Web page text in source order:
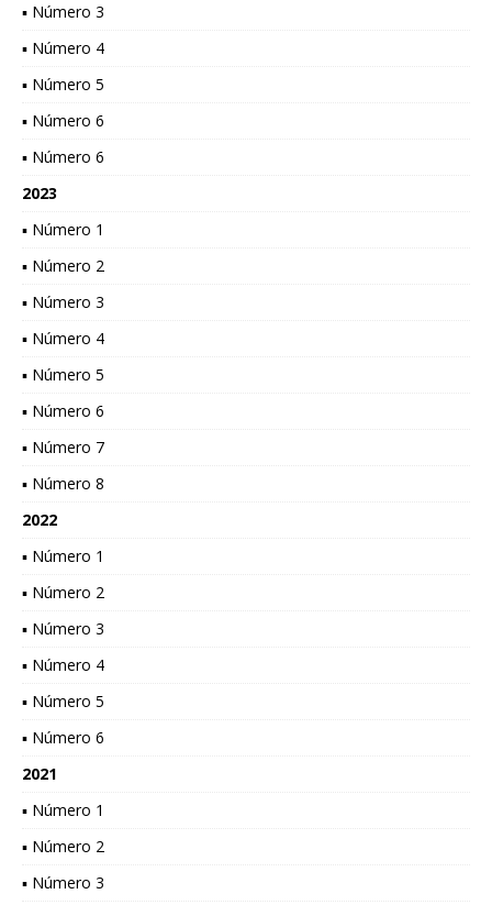
▪ Número 3
▪ Número 4
▪ Número 5
▪ Número 6
▪ Número 6
2023
▪ Número 1
▪ Número 2
▪ Número 3
▪ Número 4
▪ Número 5
▪ Número 6
▪ Número 7
▪ Número 8
2022
▪ Número 1
▪ Número 2
▪ Número 3
▪ Número 4
▪ Número 5
▪ Número 6
2021
▪ Número 1
▪ Número 2
▪ Número 3